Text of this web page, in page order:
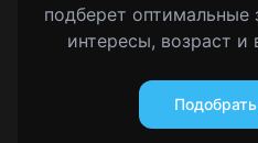
подберет оптимальные
интересы, возраст и